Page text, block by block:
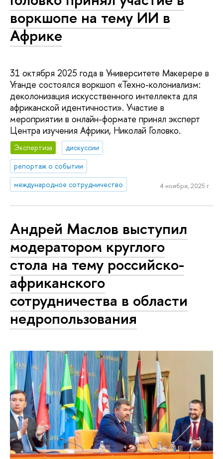
воркшопе на тему ИИ в
Африке
31 октября 2025 года в Университете Макерере в
Уганде состоялся воркшоп «Техно-колониализм:
деколонизация искусственного интеллекта для
африканской идентичности». Участие в
мероприятии в онлайн-формате принял эксперт
Центра изучения Африки, Николай Головко.
Экспертиза
дискуссии
репортаж о событии
международное сотрудничество
4 ноября, 2025 г.
Андрей Маслов выступил
модератором круглого
стола на тему российско-
африканского
сотрудничества в области
недропользования